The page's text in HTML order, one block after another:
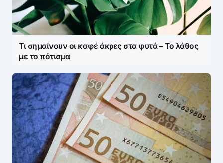
Τι σημαίνουν οι καφέ άκρες στα φυτά – Το λάθος
με το πότισμα